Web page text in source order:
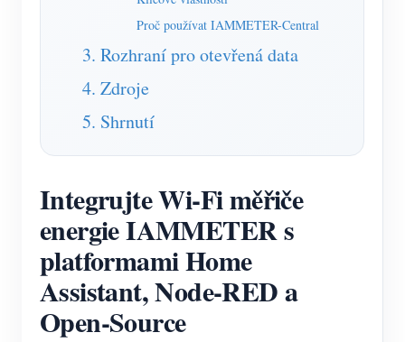
Proč používat IAMMETER-Central
3. Rozhraní pro otevřená data
4. Zdroje
5. Shrnutí
Integrujte Wi-Fi měřiče
energie IAMMETER s
platformami Home
Assistant, Node-RED a
Open-Source